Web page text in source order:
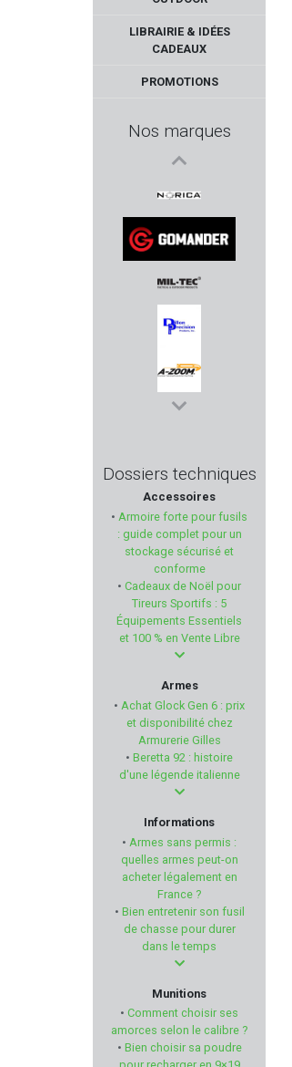
LIBRAIRIE & IDÉES
CADEAUX
PROMOTIONS
Nos marques
VITEX
NORICA
GOMANDER
MIL-TEC
DILLON PRECISION
A-ZOOM
WALKER'S
MDT
HECKLER & KOCH
MAISON FAURE LE PAGE
RANSOM INTERNATIONAL
NIKKO STIRLING
FEDERAL
WEENECT
RELOAD SWISS
BELIGNE
Dossiers techniques
Accessoires
• Armoire forte pour fusils
: guide complet pour un
stockage sécurisé et
conforme
• Cadeaux de Noël pour
Tireurs Sportifs : 5
Équipements Essentiels
et 100 % en Vente Libre
Armes
• Achat Glock Gen 6 : prix
et disponibilité chez
Armurerie Gilles
• Beretta 92 : histoire
d'une légende italienne
Informations
• Armes sans permis :
quelles armes peut-on
acheter légalement en
France ?
• Bien entretenir son fusil
de chasse pour durer
dans le temps
Munitions
• Comment choisir ses
amorces selon le calibre ?
• Bien choisir sa poudre